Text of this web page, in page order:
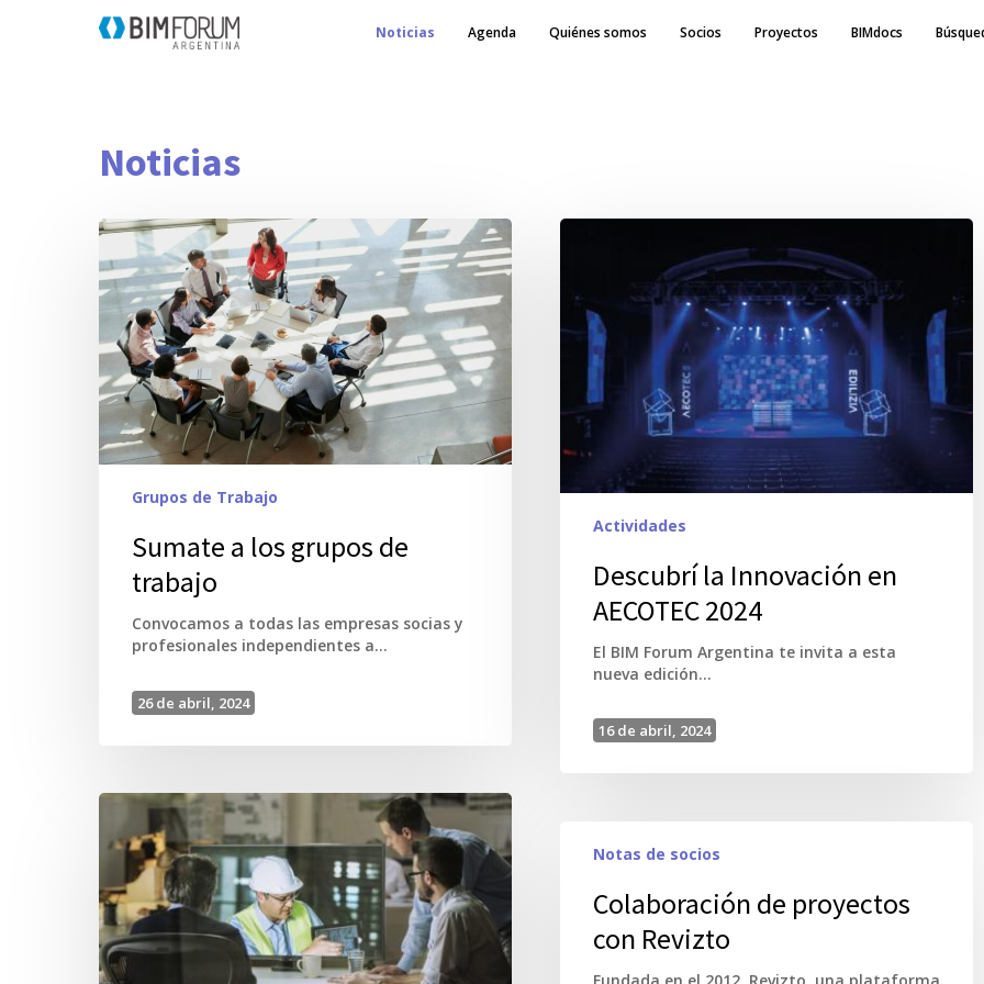
Noticias Agenda Quiénes somos Socios Proyectos BIMdocs
Noticias
Grupos de Trabajo
Sumate a los grupos de
trabajo
Convocamos a todas las empresas socias y
profesionales independientes a…
26 de abril, 2024
Actividades
Descubrí la Innovación en
AECOTEC 2024
El BIM Forum Argentina te invita a esta
nueva edición…
16 de abril, 2024
Notas de socios
Colaboración de proyectos
con Revizto
Fundada en el 2012, Revizto, una plataforma